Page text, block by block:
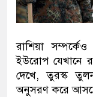
রাশিয়া
ইউরোপ যেখানে
দেখে, তুরস্ক
অনুসরণ করে